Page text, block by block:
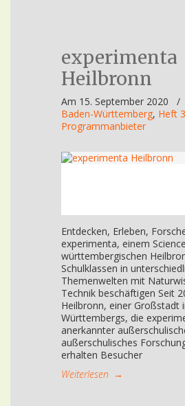
experimenta
Heilbronn
Am 15. September 2020
/
Baden-Württemberg, Heft
Programmanbieter
Entdecken, Erleben,
experimenta, einem
württembergischen
Schulklassen in
Themenwelten mit
Technik beschäftigen Seit
Heilbronn, einer Großstadt
Württembergs, die
anerkannter
außerschulisches
erhalten Besucher
Weiterlesen →